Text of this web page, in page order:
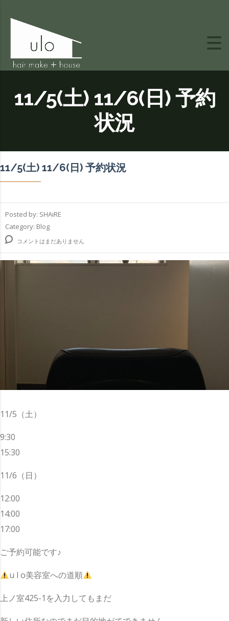
11/5(土) 11/6(日) 予約
状況
11/5(土) 11/6(日) 予約状況
Posted by: SHAiRE
Category: Blog
コメントはまだありません
11/5（土）
9:30
15:30
11/6（日）
12:00
14:00
17:00
ご予約可能です♪
u l o美容室への道順
上ノ室425-1を入力してもまだ